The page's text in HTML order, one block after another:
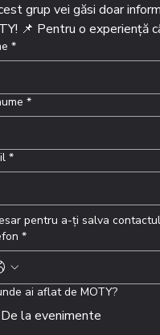
grup vei găsi doar
📌 Pentru o experiență
*
*
*
pentru a-ți salva
*
ai aflat de MOTY?
De la evenimente